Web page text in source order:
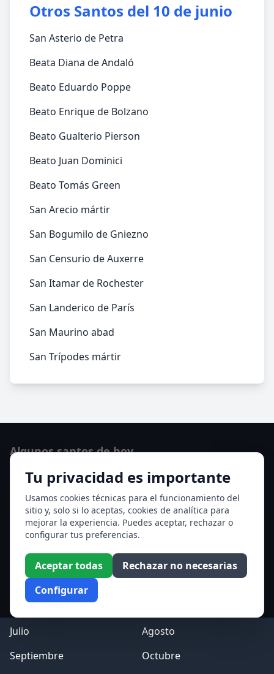
Otros Santos del 10 de junio
San Asterio de Petra
Beata Diana de Andaló
Beato Eduardo Poppe
Beato Enrique de Bolzano
Beato Gualterio Pierson
Beato Juan Dominici
Beato Tomás Green
San Arecio mártir
San Bogumilo de Gniezno
San Censurio de Auxerre
San Itamar de Rochester
San Landerico de París
San Maurino abad
San Trípodes mártir
Tu privacidad es importante
Usamos cookies técnicas para el funcionamiento del
sitio y, solo si lo aceptas, cookies de analítica para
mejorar la experiencia. Puedes aceptar, rechazar o
configurar tus preferencias.
Aceptar todas
Rechazar no necesarias
Configurar
Algunos santos de hoy
Santo Domingo de Guzmán
Ver todos los santos de hoy
Acceso a los Meses
Enero
Febrero
Marzo
Abril
Mayo
Julio
Agosto
Septiembre
Octubre